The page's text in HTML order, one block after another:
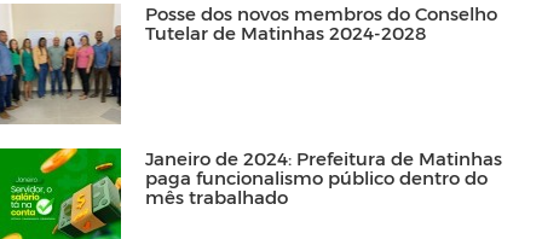
Posse dos novos membros do Conselho
Tutelar de Matinhas 2024-2028
Janeiro de 2024: Prefeitura de Matinhas
paga funcionalismo público dentro do
mês trabalhado